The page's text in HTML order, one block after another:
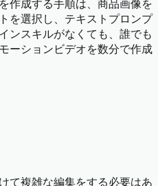
作成する手順は、商品画像を
を選択し、テキストプロンプ
ンスキルがなくても、誰でも
ーションビデオを数分で作成
て複雑な編集をする必要はあ